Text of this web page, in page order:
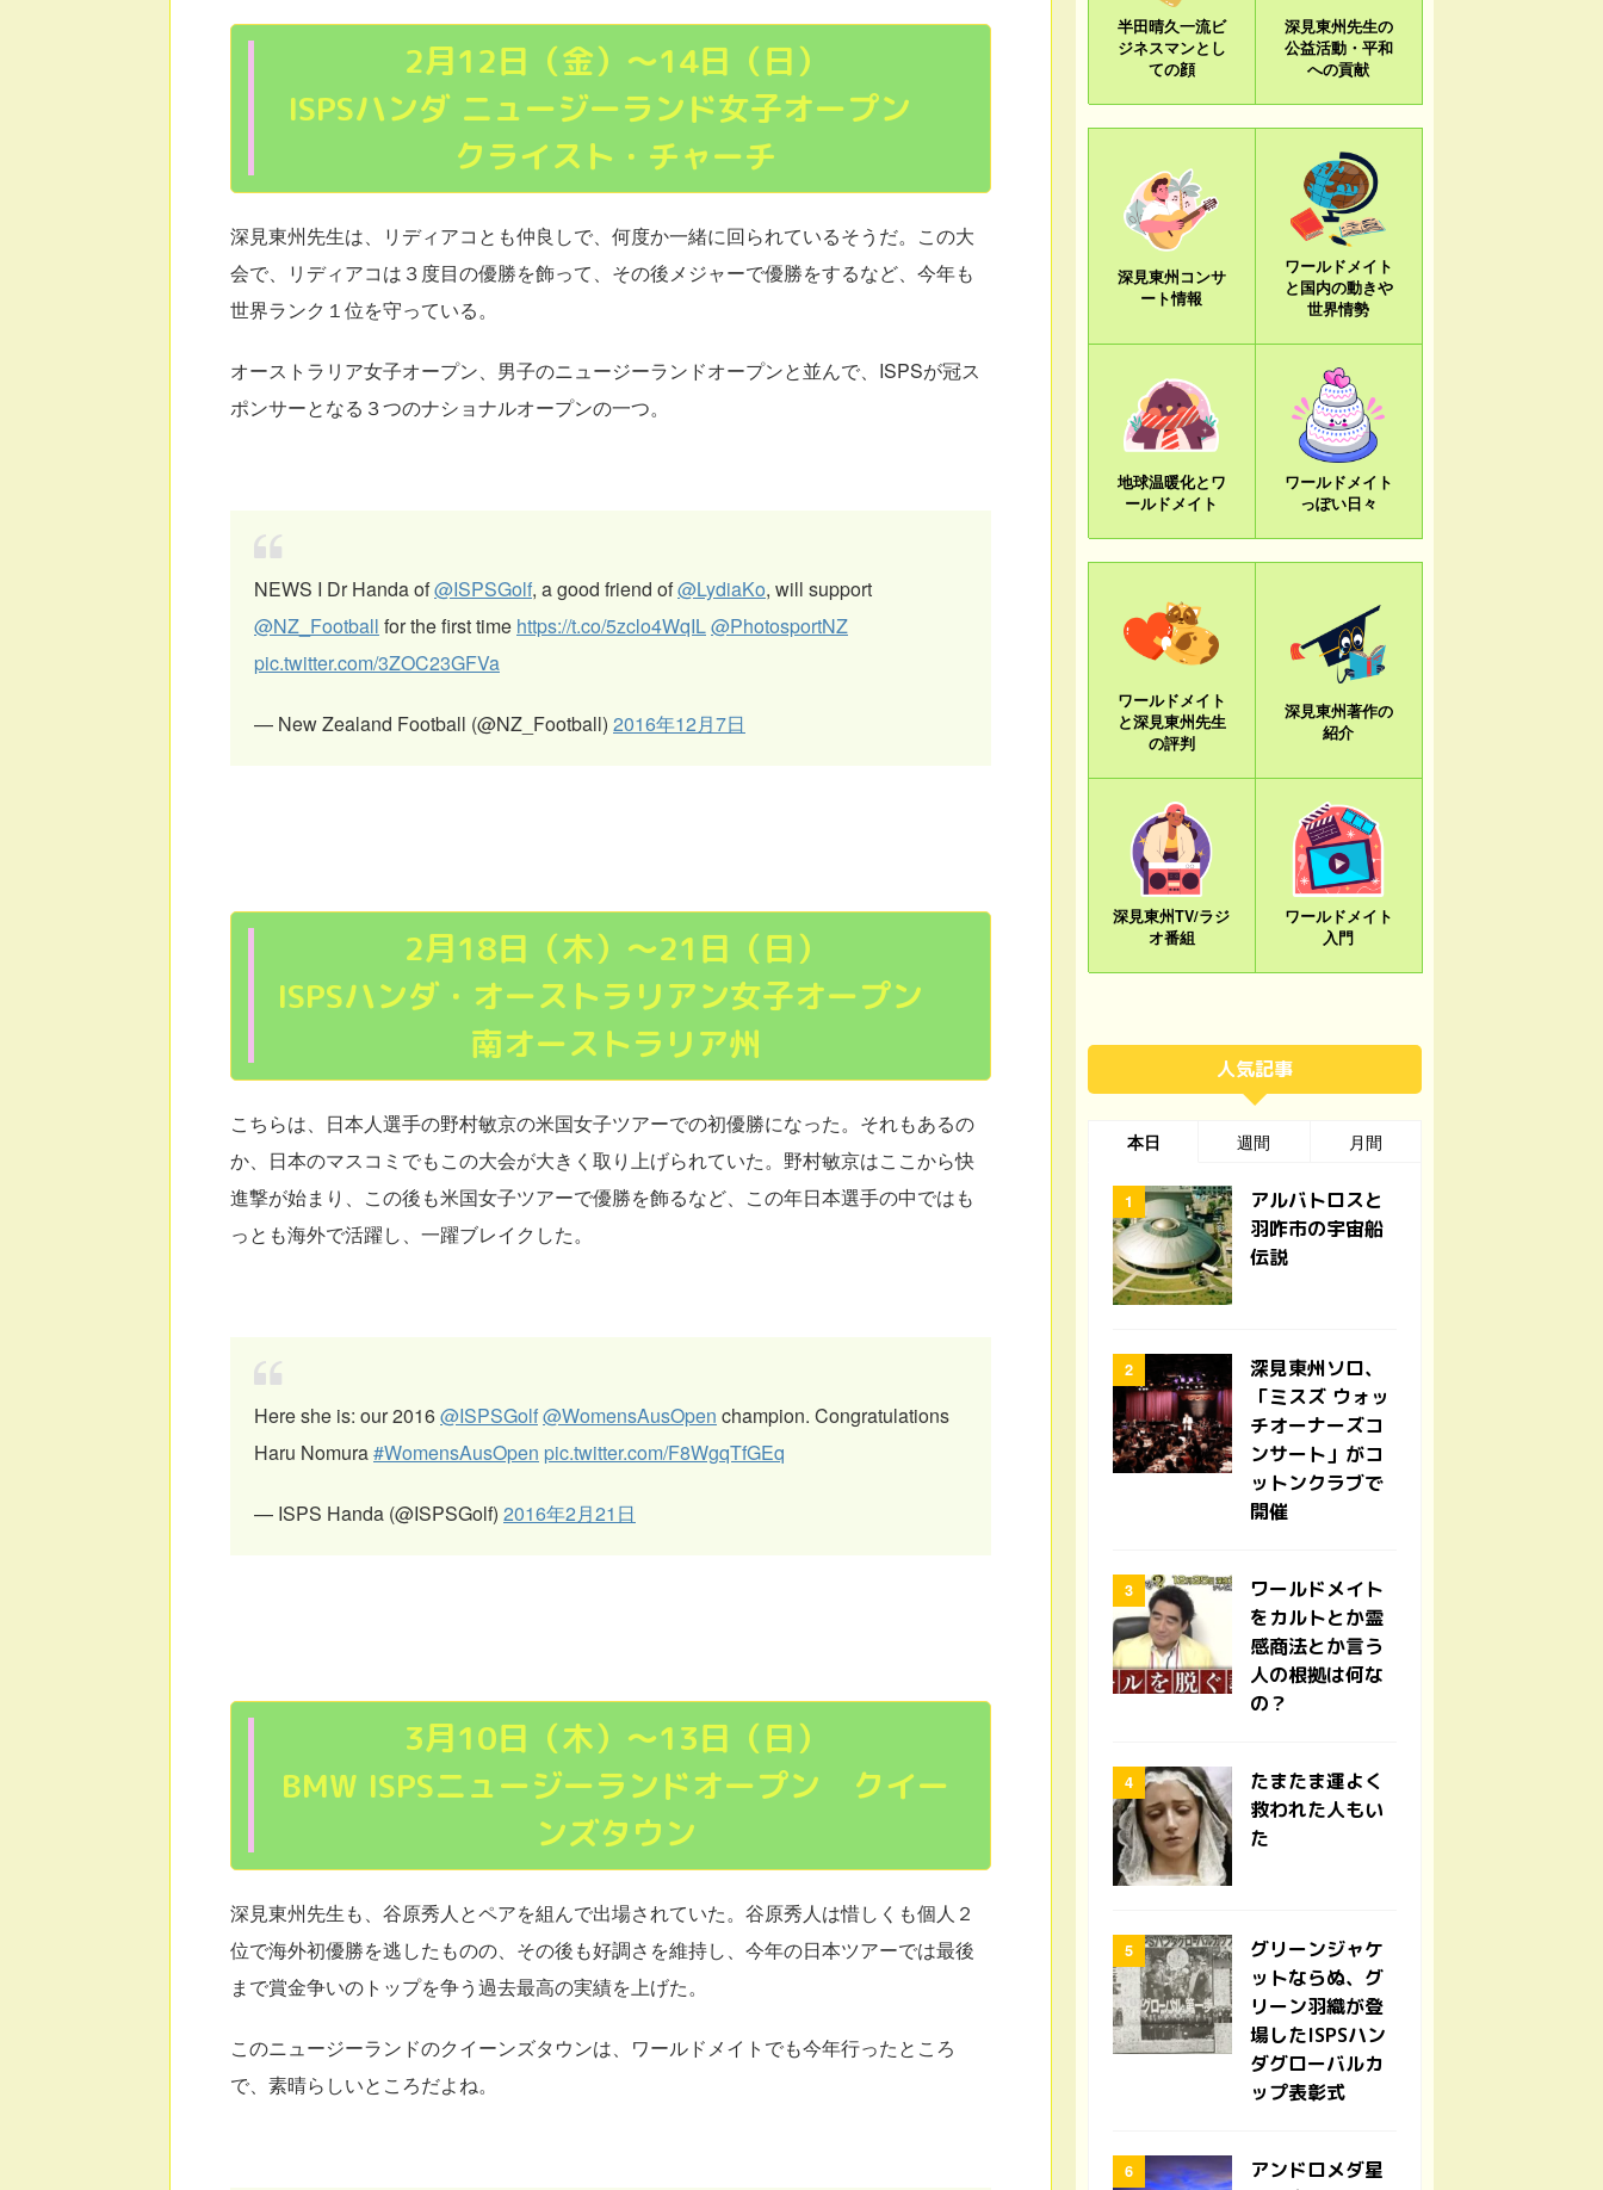
2月12日（金）〜14日（日）
ISPSハンダ ニュージーランド女子オープン
クライスト・チャーチ
深見東州先生は、リディアコとも仲良しで、何度か一緒に回られているそうだ。この大
会で、リディアコは３度目の優勝を飾って、その後メジャーで優勝をするなど、今年も
世界ランク１位を守っている。
オーストラリア女子オープン、男子のニュージーランドオープンと並んで、ISPSが冠ス
ポンサーとなる３つのナショナルオープンの一つ。
NEWS I Dr Handa of@ISPSGolf, a good friend of@LydiaKo, will support
@NZ_Football for the first time https://t.co/5zclo4WqIL@PhotosportNZ
pic.twitter.com/3ZOC23GFVa
— New Zealand Football (@NZ_Football) 2016年12月7日
2月18日（木）〜21日（日）
ISPSハンダ・オーストラリアン女子オープン
南オーストラリア州
こちらは、日本人選手の野村敏京の米国女子ツアーでの初優勝になった。それもあるの
か、日本のマスコミでもこの大会が大きく取り上げられていた。野村敏京はここから快
進撃が始まり、この後も米国女子ツアーで優勝を飾るなど、この年日本選手の中ではも
っとも海外で活躍し、一躍ブレイクした。
Here she is: our 2016@ISPSGolf@WomensAusOpen champion. Congratulations
Haru Nomura#WomensAusOpen pic.twitter.com/F8WgqTfGEq
— ISPS Handa (@ISPSGolf) 2016年2月21日
3月10日（木）〜13日（日）
BMW ISPSニュージーランドオープン クイー
ンズタウン
深見東州先生も、谷原秀人とペアを組んで出場されていた。谷原秀人は惜しくも個人２
位で海外初優勝を逃したものの、その後も好調さを維持し、今年の日本ツアーでは最後
まで賞金争いのトップを争う過去最高の実績を上げた。
このニュージーランドのクイーンズタウンは、ワールドメイトでも今年行ったところ
で、素晴らしいところだよね。
半田晴久一流ビ
ジネスマンとし
ての顔
深見東州先生の
公益活動・平和
への貢献
深見東州コンサ
ート情報
ワールドメイト
と国内の動きや
世界情勢
地球温暖化とワ
ールドメイト
ワールドメイト
っぽい日々
ワールドメイト
と深見東州先生
の評判
深見東州著作の
紹介
深見東州TV/ラジ
オ番組
ワールドメイト
入門
人気記事
本日 週間 月間
アルバトロスと
羽咋市の宇宙船
伝説
深見東州ソロ、
「ミスズ ウォッ
チオーナーズコ
ンサート」がコ
ットンクラブで
開催
ワールドメイト
をカルトとか霊
感商法とか言う
人の根拠は何な
の？
たまたま運よく
救われた人もい
た
グリーンジャケ
ットならぬ、グ
リーン羽織が登
場したISPSハン
ダグローバルカ
ップ表彰式
アンドロメダ星